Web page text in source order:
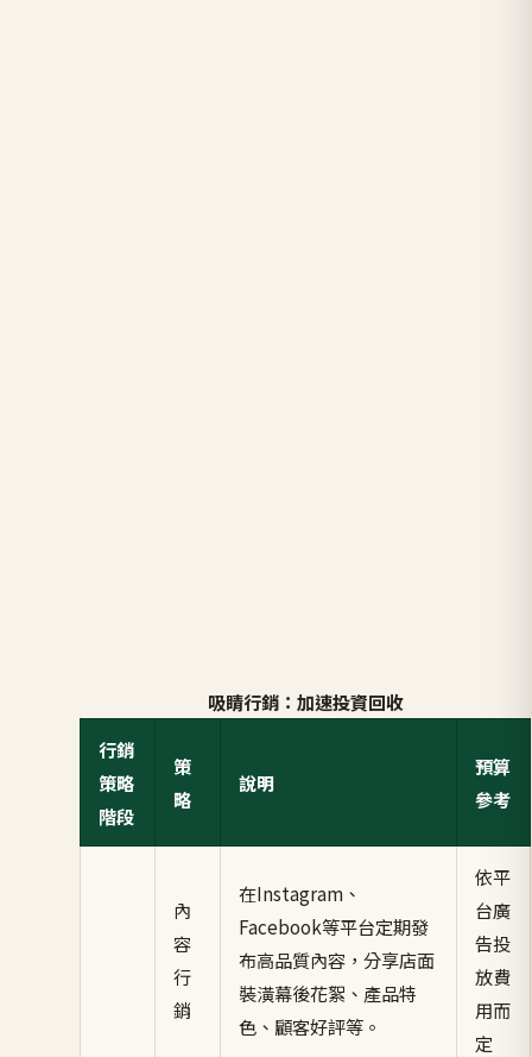
吸睛行銷：加速投資回收
行銷
策略
階段
策
略
說明
預算
參考
內
容
行
銷
在Instagram、
Facebook等平台定期發
布高品質內容，分享店面
裝潢幕後花絮、產品特
色、顧客好評等。
依平
台廣
告投
放費
用而
定